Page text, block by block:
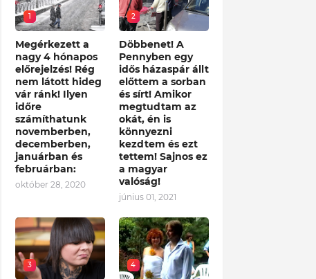
1
Megérkezett a
nagy 4 hónapos
előrejelzés! Rég
nem látott hideg
vár ránk! Ilyen
időre
számíthatunk
novemberben,
decemberben,
januárban és
februárban:
október 28, 2020
2
Döbbenet! A
Pennyben egy
idős házaspár állt
előttem a sorban
és sírt! Amikor
megtudtam az
okát, én is
könnyezni
kezdtem és ezt
tettem! Sajnos ez
a magyar
valóság!
június 01, 2021
3 4